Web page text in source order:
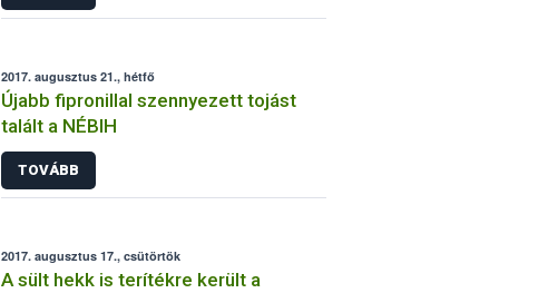
2017. augusztus 21., hétfő
Újabb fipronillal szennyezett tojást
talált a NÉBIH
TOVÁBB
2017. augusztus 17., csütörtök
A sült hekk is terítékre került a